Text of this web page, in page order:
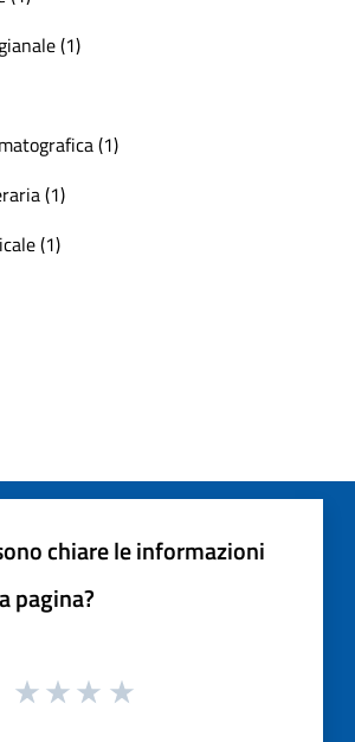
(1)
(1)
(1)
(1)
chiare le informazioni
pagina?